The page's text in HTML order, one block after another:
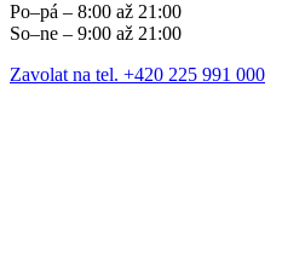
Po–pá – 8:00 až 21:00
So–ne – 9:00 až 21:00
Zavolat na tel. +420 225 991 000